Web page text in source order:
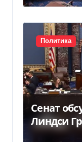
Политика
Сенат
Линдси